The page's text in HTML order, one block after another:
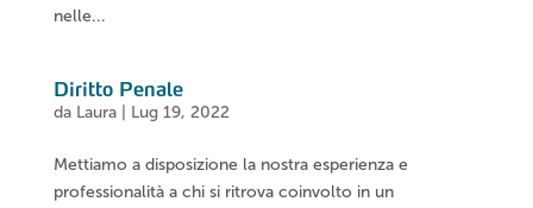
nelle...
Diritto Penale
da Laura| Lug 19, 2022
Mettiamo a disposizione la nostra esperienza e
professionalità a chi si ritrova coinvolto in un